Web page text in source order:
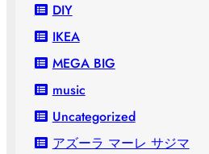
DIY
IKEA
MEGA BIG
music
Uncategorized
アズーラ マーレ サジマ